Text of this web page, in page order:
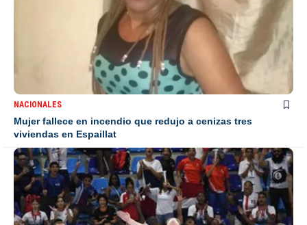
NACIONALES
Mujer fallece en incendio que redujo a cenizas tres
viviendas en Espaillat